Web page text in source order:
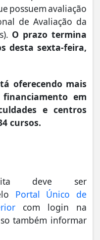
avaliação
de Avaliação da
O prazo termina
desta sexta-feira,
oferecendo mais
em
e centros
cursos.
deve ser
Portal Único de
com login na
também informar